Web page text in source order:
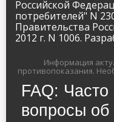
Российской
потребителей" N
Правительства
2012 г. N 1006.
Информация
противопоказания.
FAQ:
вопросы об